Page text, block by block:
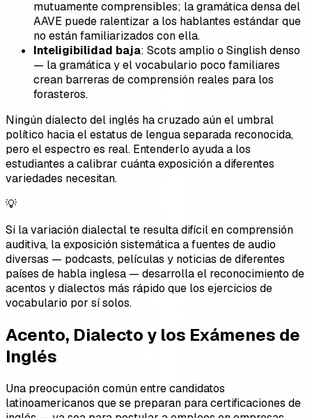
mutuamente comprensibles; la gramática densa del
AAVE puede ralentizar a los hablantes estándar que
no están familiarizados con ella.
Inteligibilidad baja: Scots amplio o Singlish denso
— la gramática y el vocabulario poco familiares
crean barreras de comprensión reales para los
forasteros.
Ningún dialecto del inglés ha cruzado aún el umbral
político hacia el estatus de lengua separada reconocida,
pero el espectro es real. Entenderlo ayuda a los
estudiantes a calibrar cuánta exposición a diferentes
variedades necesitan.
💡
Si la variación dialectal te resulta difícil en comprensión
auditiva, la exposición sistemática a fuentes de audio
diversas — podcasts, películas y noticias de diferentes
países de habla inglesa — desarrolla el reconocimiento de
acentos y dialectos más rápido que los ejercicios de
vocabulario por sí solos.
Acento, Dialecto y los Exámenes de
Inglés
Una preocupación común entre candidatos
latinoamericanos que se preparan para certificaciones de